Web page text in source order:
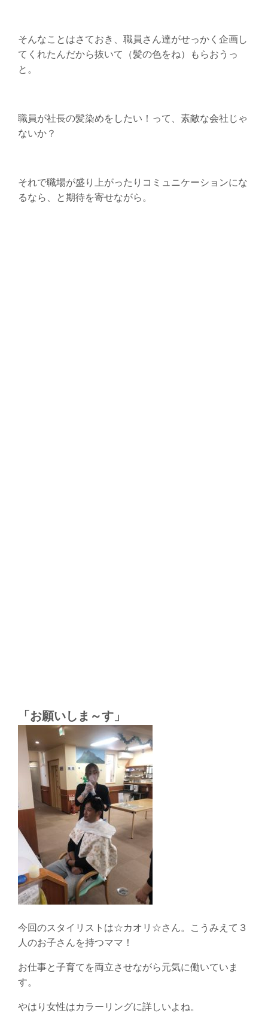
そんなことはさておき、職員さん達がせっかく企画し
てくれたんだから抜いて（髪の色をね）もらおうっ
と。
職員が社長の髪染めをしたい！って、素敵な会社じゃ
ないか？
それで職場が盛り上がったりコミュニケーションにな
るなら、と期待を寄せながら。
「お願いしま～す」
今回のスタイリストは☆カオリ☆さん。こうみえて３
人のお子さんを持つママ！
お仕事と子育てを両立させながら元気に働いていま
す。
やはり女性はカラーリングに詳しいよね。